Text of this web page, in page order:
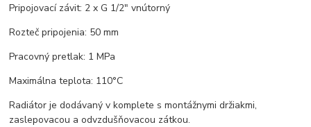
Pripojovací závit: 2 x G 1/2" vnútorný
Rozteč pripojenia: 50 mm
Pracovný pretlak: 1 MPa
Maximálna teplota: 110°C
Radiátor je dodávaný v komplete s montážnymi držiakmi,
zaslepovacou a odvzdušňovacou zátkou.